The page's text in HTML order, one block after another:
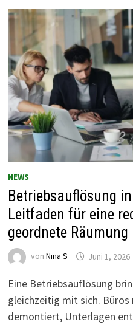
NEWS
Betriebsauflösung
Leitfaden für eine
geordnete Räumung
von Nina S Juni 1, 2026
Eine Betriebsauflösung
gleichzeitig mit sich.
demontiert, Unterlagen